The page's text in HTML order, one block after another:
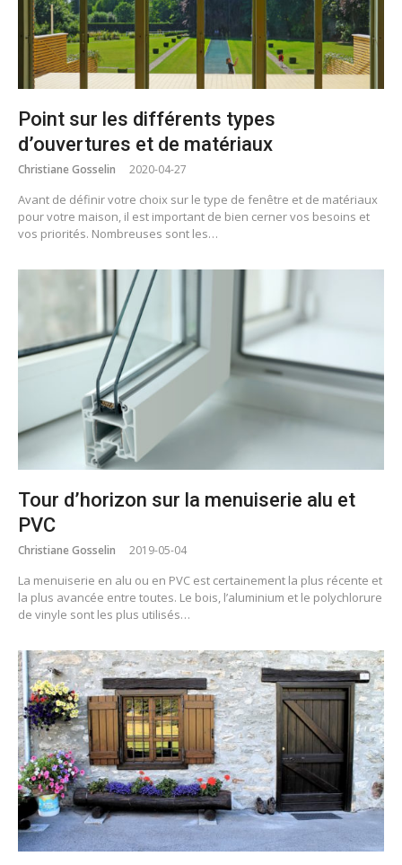
Point sur les différents types
d’ouvertures et de matériaux
Christiane Gosselin 2020-04-27
Avant de définir votre choix sur le type de fenêtre et de matériaux
pour votre maison, il est important de bien cerner vos besoins et
vos priorités. Nombreuses sont les…
Tour d’horizon sur la menuiserie alu et
PVC
Christiane Gosselin 2019-05-04
La menuiserie en alu ou en PVC est certainement la plus récente et
la plus avancée entre toutes. Le bois, l’aluminium et le polychlorure
de vinyle sont les plus utilisés…